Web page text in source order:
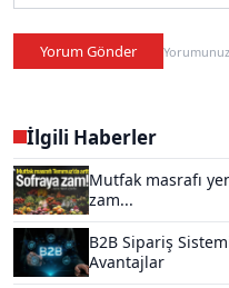
Yorum Gönder
İlgili Haberler
Mutfak masrafı
zam...
B2B Sipariş
Avantajlar